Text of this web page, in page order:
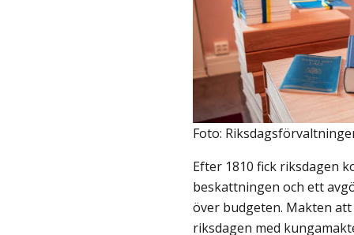
Foto:
Efter 1810 fick riksdagen
beskattningen och ett
över budgeten. Makten
riksdagen med